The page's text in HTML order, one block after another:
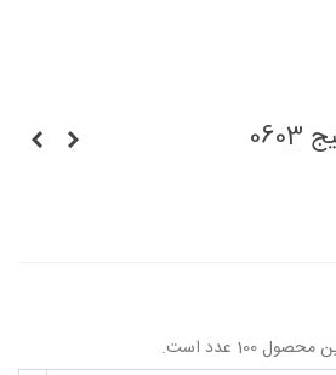
عدد است.